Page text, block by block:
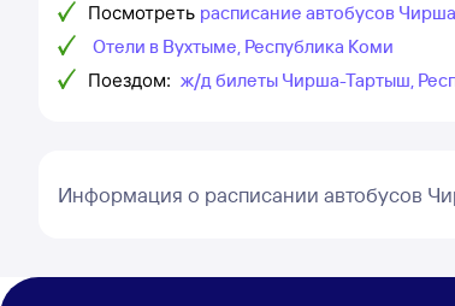
Посмотреть расписание автобусов
Отели в Вухтыме, Республика Коми
Поездом: ж/д билеты Чирша-Тартыш,
Информация о расписании автобусов